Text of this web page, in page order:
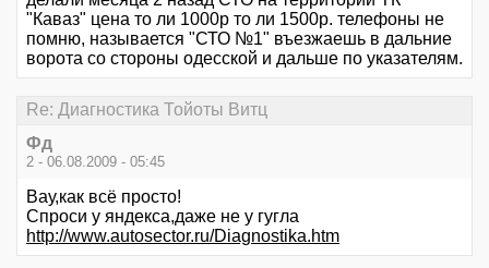
"Каваз" цена то ли 1000р то ли 1500р. телефоны не
помню, называется "СТО №1" въезжаешь в дальние
ворота со стороны одесской и дальше по указателям.
Re: Диагностика Тойоты Витц
Фд
2 - 06.08.2009 - 05:45
Вау,как всё просто!
Спроси у яндекса,даже не у гугла
http://www.autosector.ru/Diagnostika.htm